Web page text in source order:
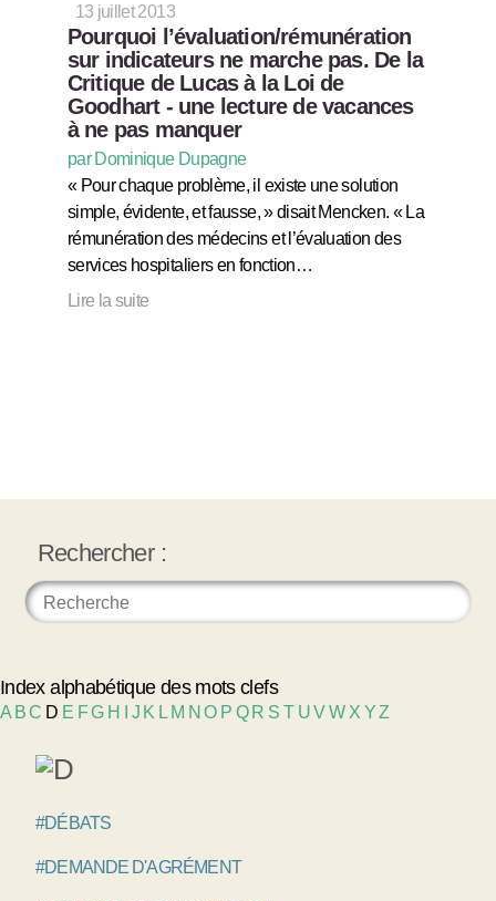
13 juillet 2013
Pourquoi l’évaluation/rémunération
sur indicateurs ne marche pas. De la
Critique de Lucas à la Loi de
Goodhart - une lecture de vacances
à ne pas manquer
par Dominique Dupagne
« Pour chaque problème, il existe une solution
simple, évidente, et fausse, » disait Mencken. « La
rémunération des médecins et l’évaluation des
services hospitaliers en fonction…
Lire la suite
Rechercher :
Index alphabétique des mots clefs
A BC D E FG H J K L M NO P Q R S T UVW X YZ
#DÉBATS
#DEMANDE D'AGRÉMENT